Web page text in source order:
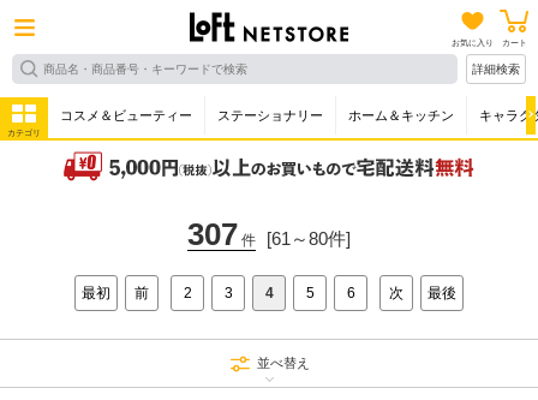
お気に入り カート
詳細検索
カテゴリ
コスメ＆ビューティー ステーショナリー ホーム＆キッチン キャラク
307 件 [61～80件]
最初 前 2 3 4 5 6 次 最後
並べ替え